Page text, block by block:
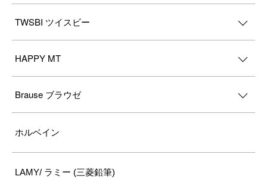
TWSBI ツイスビー
HAPPY MT
Brause ブラウゼ
ホルベイン
LAMY/ ラミー (三菱鉛筆)